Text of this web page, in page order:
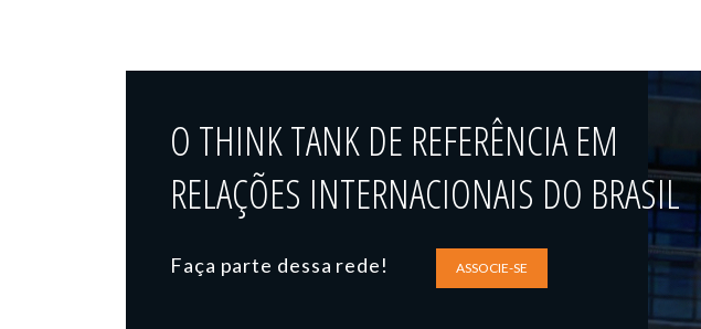
O THINK TANK DE REFERÊNCIA EM
RELAÇÕES INTERNACIONAIS DO BRASIL
Faça parte dessa rede! ASSOCIE-SE